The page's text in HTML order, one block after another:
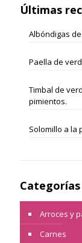
Últimas
Albóndigas
Paella de
Timbal de
pimientos.
Solomillo a la
Categorías
Arroces y
Carnes